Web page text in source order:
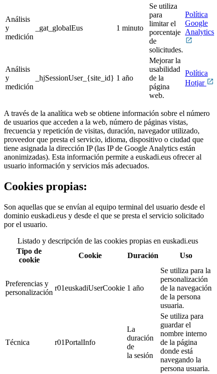
Análisis
y
medición
_gat_globalEus 1 minuto
Se utiliza
para
limitar el
porcentaje
de
solicitudes.
Política
Google
Analytics
Análisis
y
medición
_hjSessionUser_{site_id} 1 año
Mejorar la
usabilidad
de la
página
web.
Política
Hotjar
A través de la analítica web se obtiene información sobre el número
de usuarios que acceden a la web, número de páginas vistas,
frecuencia y repetición de visitas, duración, navegador utilizado,
proveedor que presta el servicio, idioma, dispositivo o ciudad que
tiene asignada la dirección IP (las IP de Google Analytics están
anonimizadas). Esta información permite a euskadi.eus ofrecer al
usuario información y servicios más adecuados.
Cookies propias:
Son aquellas que se envían al equipo terminal del usuario desde el
dominio euskadi.eus y desde el que se presta el servicio solicitado
por el usuario.
Listado y descripción de las cookies propias en euskadi.eus
Tipo de
cookie
Cookie Duración Uso
Preferencias y
personalización
r01euskadiUserCookie 1 año
Se utiliza para la
personalización
de la navegación
de la persona
usuaria.
Técnica r01PortalInfo
La
duración
de
la sesión
Se utiliza para
guardar el
nombre interno
de la página
donde está
navegando la
persona usuaria.